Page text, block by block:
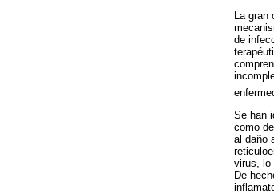
La gran
de
Se han
como
al daño
virus, lo
De